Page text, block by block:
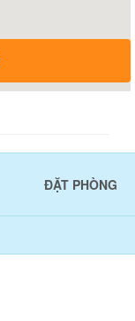
ĐẶT PHÒNG